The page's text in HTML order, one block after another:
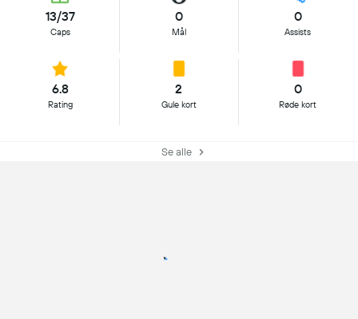
13/37
Caps
0
Mål
0
Assists
6.8
Rating
2
Gule kort
0
Røde kort
Se alle